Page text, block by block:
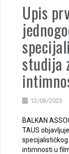
Upis
studija
12/06/2023
BALKAN
TAUS
intimnosti u